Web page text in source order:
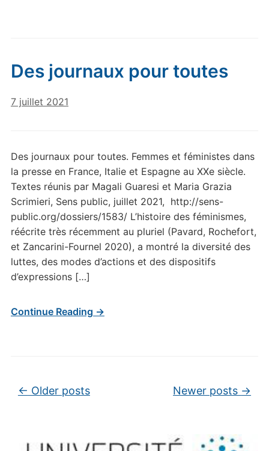
Des journaux pour toutes
7 juillet 2021
Des journaux pour toutes. Femmes et féministes dans
la presse en France, Italie et Espagne au XXe siècle.
Textes réunis par Magali Guaresi et Maria Grazia
Scrimieri, Sens public, juillet 2021, http://sens-
public.org/dossiers/1583/ L’histoire des féminismes,
réécrite très récemment au pluriel (Pavard, Rochefort,
et Zancarini-Fournel 2020), a montré la diversité des
luttes, des modes d’actions et des dispositifs
d’expressions […]
Continue Reading →
Post navigation
← Older posts Newer posts →